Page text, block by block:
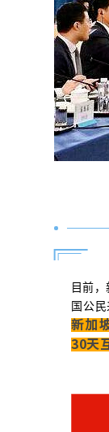
目前
国公
新加
30天